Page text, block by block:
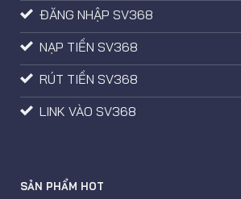
ĐĂNG NHẬP SV368
NẠP TIỀN SV368
RÚT TIỀN SV368
LINK VÀO SV368
SẢN PHẨM HOT